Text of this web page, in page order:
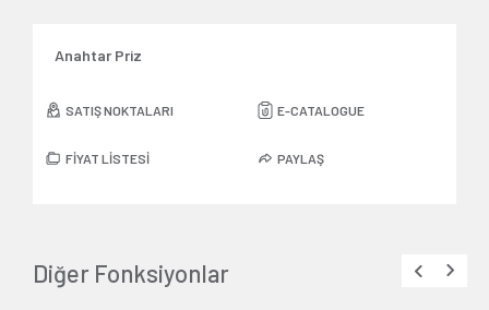
Anahtar Priz
SATIŞ NOKTALARI E-CATALOGUE
FİYAT LİSTESİ PAYLAŞ
Diğer Fonksiyonlar